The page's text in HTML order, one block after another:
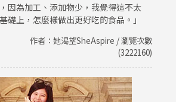
因為加工、添加物少，我覺得這不太
礎上，怎麼樣做出更好吃的食品。」
作者：她渴望SheAspire / 瀏覽次數
(3222160)